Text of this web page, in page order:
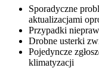
Sporadyczne
aktualizacjami
Przypadki
Drobne usterki
Pojedyncze
klimatyzacji